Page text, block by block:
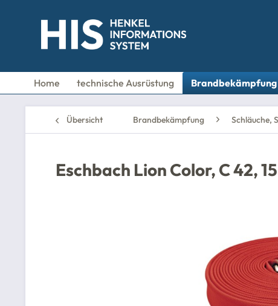
Home technische Ausrüstung Brandbekämpfung
Übersicht Brandbekämpfung Schläuche,
Eschbach Lion Color, C 42,